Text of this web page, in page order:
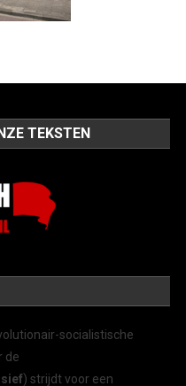
TEKSTEN
socialistische
de
) strijdt voor een